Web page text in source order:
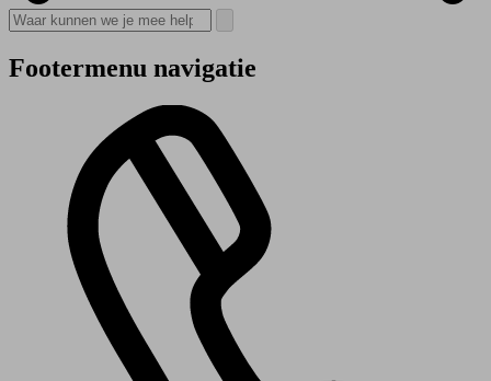
Footermenu navigatie